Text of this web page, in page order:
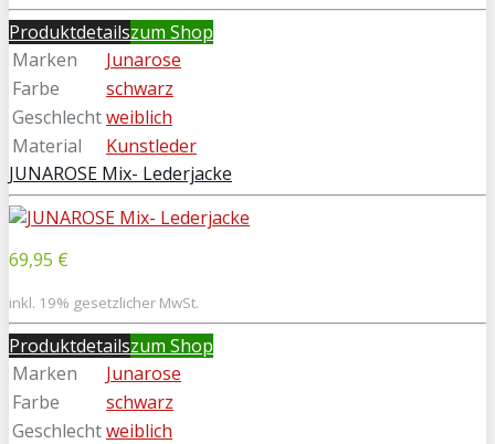
Produktdetailszum Shop
Marken
Junarose
Farbe
schwarz
Geschlechtweiblich
Material
Kunstleder
JUNAROSE Mix- Lederjacke
69,95 €
inkl. 19% gesetzlicher MwSt.
Produktdetailszum Shop
Marken
Junarose
Farbe
schwarz
Geschlechtweiblich